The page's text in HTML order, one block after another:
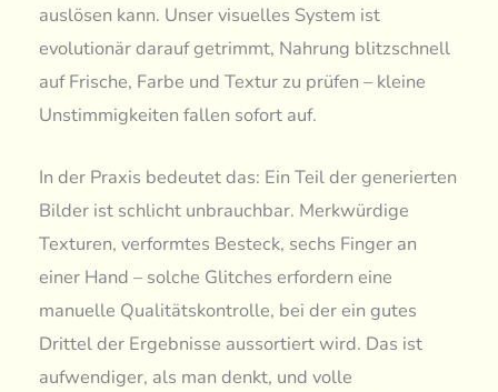
auslösen kann. Unser visuelles System ist
evolutionär darauf getrimmt, Nahrung blitzschnell
auf Frische, Farbe und Textur zu prüfen – kleine
Unstimmigkeiten fallen sofort auf.
In der Praxis bedeutet das: Ein Teil der generierten
Bilder ist schlicht unbrauchbar. Merkwürdige
Texturen, verformtes Besteck, sechs Finger an
einer Hand – solche Glitches erfordern eine
manuelle Qualitätskontrolle, bei der ein gutes
Drittel der Ergebnisse aussortiert wird. Das ist
aufwendiger, als man denkt, und volle